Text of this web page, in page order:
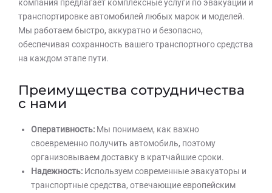
компания предлагает комплексные услуги по эвакуации и
транспортировке автомобилей любых марок и моделей.
Мы работаем быстро, аккуратно и безопасно,
обеспечивая сохранность вашего транспортного средства
на каждом этапе пути.
Преимущества сотрудничества
с нами
Оперативность: Мы понимаем, как важно
своевременно получить автомобиль, поэтому
организовываем доставку в кратчайшие сроки.
Надежность: Используем современные эвакуаторы и
транспортные средства, отвечающие европейским